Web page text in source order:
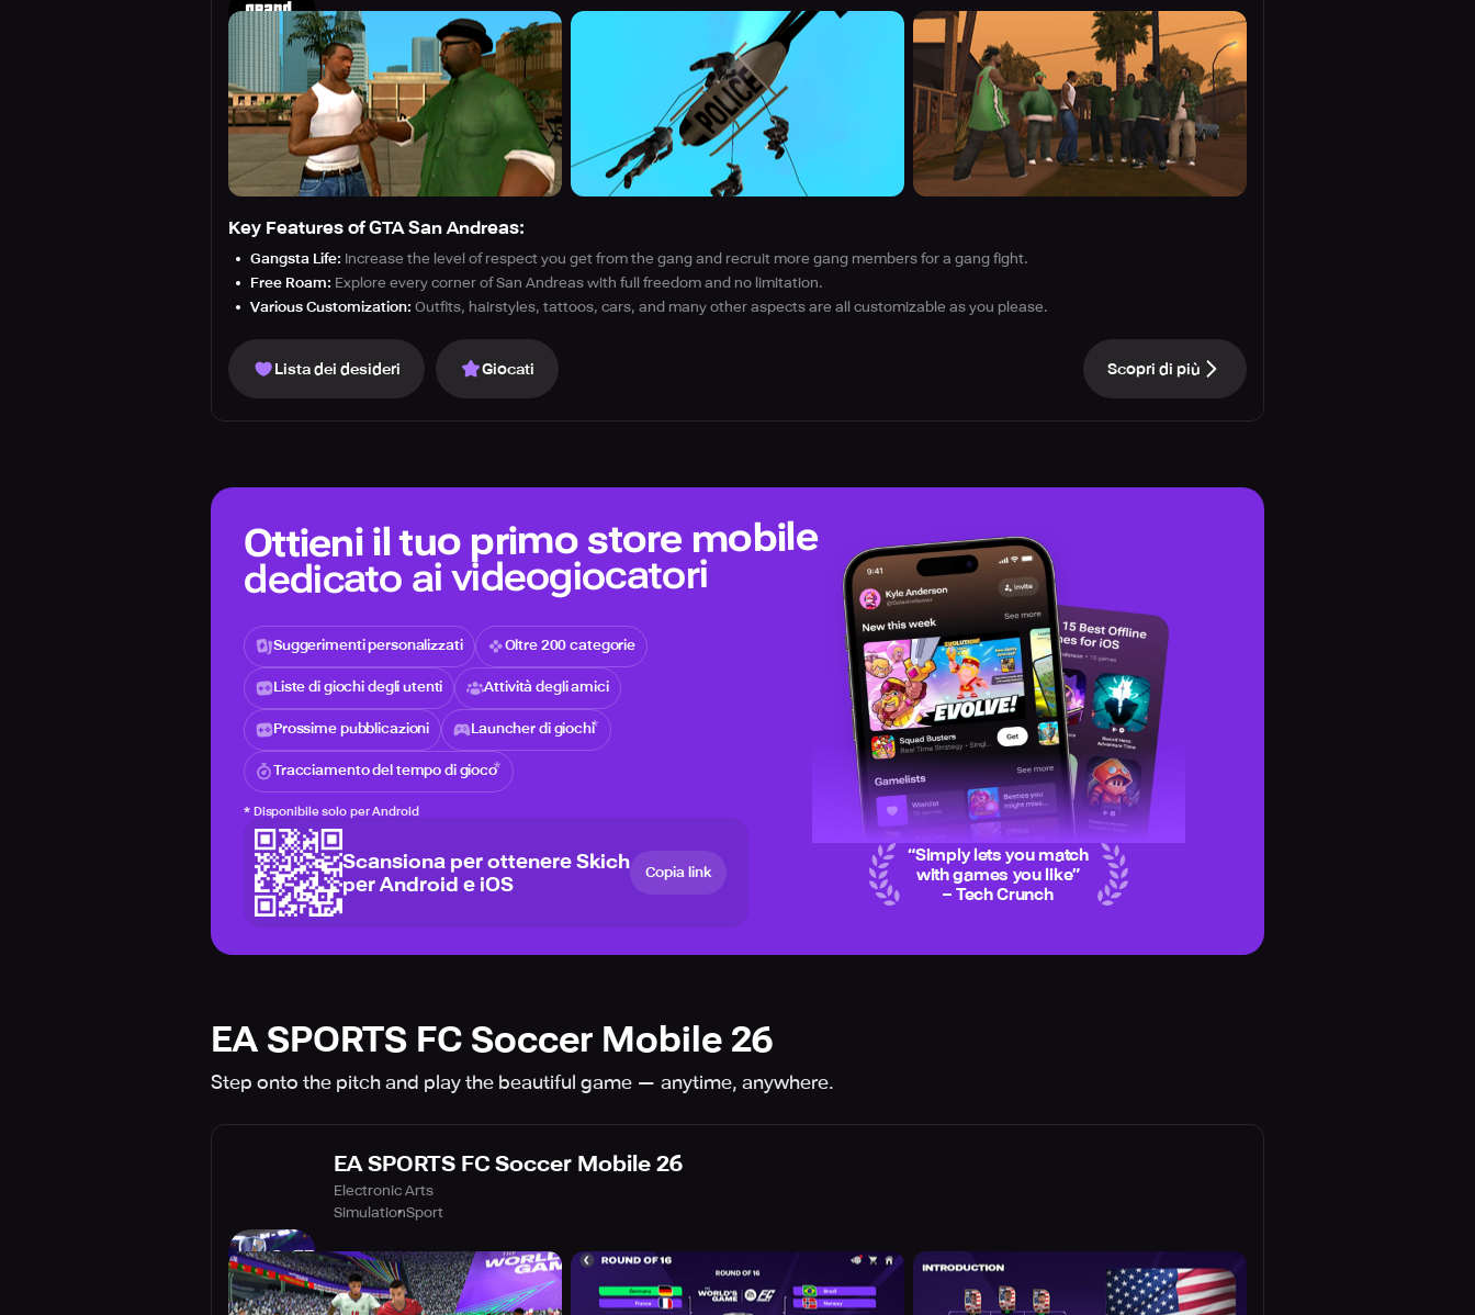
Key Features of GTA San Andreas:
Gangsta Life: Increase the level of respect you get from the gang and recruit more gang members for a gang fight.
Free Roam: Explore every corner of San Andreas with full freedom and no limitation.
Various Customization: Outfits, hairstyles, tattoos, cars, and many other aspects are all customizable as you please.
Lista dei desideri Giocati Scopri di più
Ottieni il tuo primo store mobile
dedicato ai videogiocatori
Suggerimenti personalizzati Oltre 200 categorie
Liste di giochi degli utenti Attività degli amici
Prossime pubblicazioni Launcher di giochi
Tracciamento del tempo di gioco
* Disponibile solo per Android
Scansiona per ottenere Skich
per Android e iOS
Copia link
“Simply lets you match
with games you like”
– Tech Crunch
EA SPORTS FC Soccer Mobile 26
Step onto the pitch and play the beautiful game — anytime, anywhere.
EA SPORTS FC Soccer Mobile 26
Electronic Arts
SimulationSport